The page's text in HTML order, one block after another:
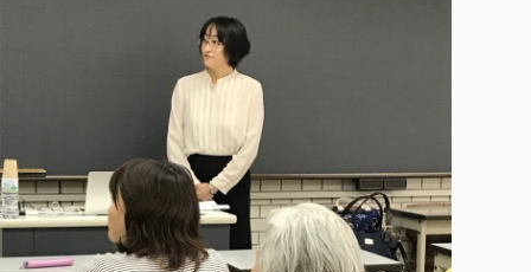
役員・評議員一覧
キャンパス案内
公的資金等の不正使用の防止に関する基本方針
研究活動における不正行為の防止等に関する対応
大学広報誌「TFU Newsletter 東北福祉大学通信」
初年次教育（リエゾンゼミⅠ）について
リエゾンゼミ・ナビ（テキスト等）
お役立ち情報（リンク集）
放射線モニタリング測定結果（国見キャンパス）
事業計画／財務・事業報告
学校教育法施行規則第172条の2に基づく情報公開
教職課程における情報の公表
学部・学科等設置計画履行状況報告書
情報公開規程
リハビリテーション学科
医療経営管理学科
情報福祉マネジメント学科
大学院
大学院
総合福祉学研究科 社会福祉学専攻 修士課程
通信教育部
東北福祉大学のキャリアサポート
東北福祉大学のキャリアサポート
東北福祉大学のキャリア教育
採用ご担当者様へ
採用ご担当者様へ
センター長の挨拶
求人の受付について
単独学内説明会のご案内
在学生の方
資格取得報奨制度について
東北福祉大学求人・インターンシップ検索サイト（キャリタス
卒業生の方
卒業生の方
よくあるご質問
文化会・文化系サークル紹介
大学指定団体紹介
交換留学生 Exchange students
海外留学・研修
外国人在学生
Prospective Students
東北福祉大学の研究活動
東北福祉大学の研究活動
東北福祉大学の研究紹介
共同研究等をご検討の皆様へ
東北福祉大学の紀要・リポジトリ
東北福祉大学の紀要・リポジトリ
研究紀要
産学・産学官連携
生涯教育・キャリア教育
生涯教育・キャリア教育TOP
生涯学習・社会人講座
月例TFU実学臨床研究セミナー
関連法人
取材について